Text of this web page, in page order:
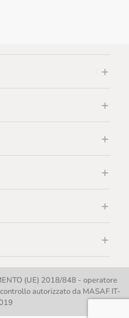
(UE) 2018/848 - operatore
autorizzato da MASAF IT-